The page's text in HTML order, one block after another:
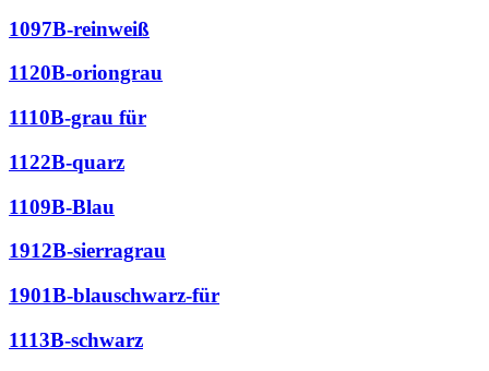
1097B-reinweiß
1120B-oriongrau
1110B-grau für
1122B-quarz
1109B-Blau
1912B-sierragrau
1901B-blauschwarz-für
1113B-schwarz